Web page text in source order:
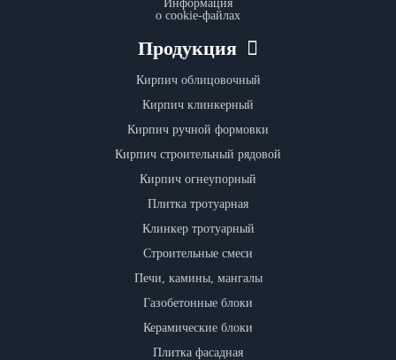
Информация
о cookie-файлах
Продукция
Кирпич облицовочный
Кирпич клинкерный
Кирпич ручной формовки
Кирпич строительный рядовой
Кирпич огнеупорный
Плитка тротуарная
Клинкер тротуарный
Строительные смеси
Печи, камины, мангалы
Газобетонные блоки
Керамические блоки
Плитка фасадная